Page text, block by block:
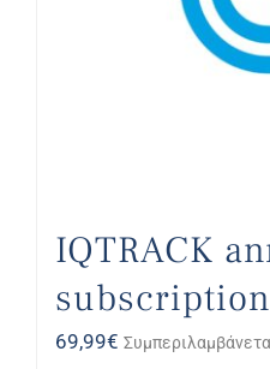
IQTRACK
subscription
69,99€